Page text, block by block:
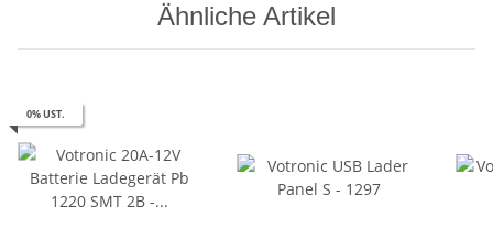
Ähnliche Artikel
0% UST.